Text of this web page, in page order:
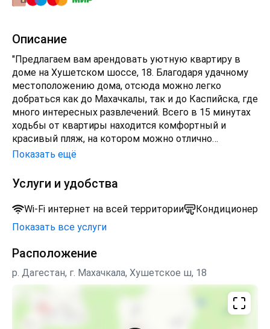
Описание
"Предлагаем вам арендовать уютную квартиру в
доме на Хушетском шоссе, 18. Благодаря удачному
местоположению дома, отсюда можно легко
добраться как до Махачкалы, так и до Каспийска, где
много интересных развлечений. Всего в 15 минутах
ходьбы от квартиры находится комфортный и
красивый пляж, на котором можно отлично
провести время на берегу Каспийского моря. Для
парковочное место для вашего автомобиля, а также
недорогое кафе с вкусной местной едой. Это
двухкомнатная квартира с современным ремонтом
и мебелью. Она отлично обустроена и учитывает все
необходимые потребности путешественников, вне
отдыха или для работы. Две комнаты, прихожая,
ванная. Комнаты просторные в приятных тонах и с
хорошим освещением. В спальнях есть: двуспальная
одеялами.в спальнях на всех окнах шторы блэкаут,
Показать ещё
Услуги и удобства
Wi-Fi интернет на всей территории
Кондиционер
Показать все услуги
Расположение
р. Дагестан, г. Махачкала, Хушетское ш, 18